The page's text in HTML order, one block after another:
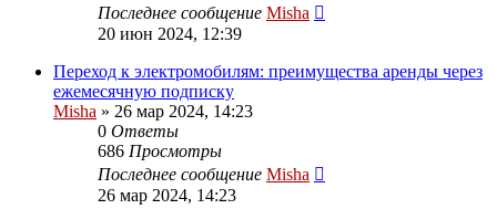
Последнее сообщение Misha
20 июн 2024, 12:39
Переход к электромобилям: преимущества аренды через
ежемесячную подписку
Misha » 26 мар 2024, 14:23
0 Ответы
686 Просмотры
Последнее сообщение Misha
26 мар 2024, 14:23